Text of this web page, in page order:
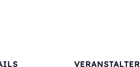
VERANSTALTER